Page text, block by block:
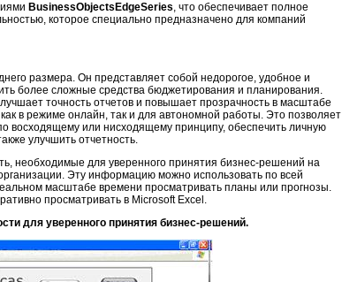
BusinessObjectsEdgeSeries, что обеспечивает полное
которое специально предназначено для компаний
размера. Он представляет собой недорогое, удобное и
более сложные средства бюджетирования и планирования.
точность отчетов и повышает прозрачность в масштабе
в режиме онлайн, так и для автономной работы. Это позволяет
восходящему или нисходящему принципу, обеспечить личную
улучшить отчетность.
необходимые для уверенного принятия бизнес-решений на
Эту информацию можно использовать по всей
масштабе времени просматривать планы или прогнозы.
просматривать в Microsoft Excel.
для уверенного принятия бизнес-решений.